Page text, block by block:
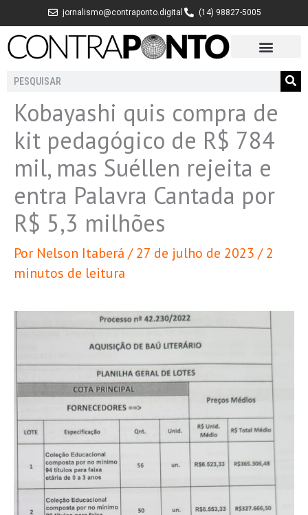
para
jornalismo@contraponto.digital (14) 98827-5005
Pesquisar
Kobayashi quis compra de
kit pedagógico de R$ 784
mil, mas Suéllen rejeita e
entra Palavra Cantada por
R$ 5,3 milhões
Por Nelson Itaberá /27 de julho de 2023 /2
minutos de leitura